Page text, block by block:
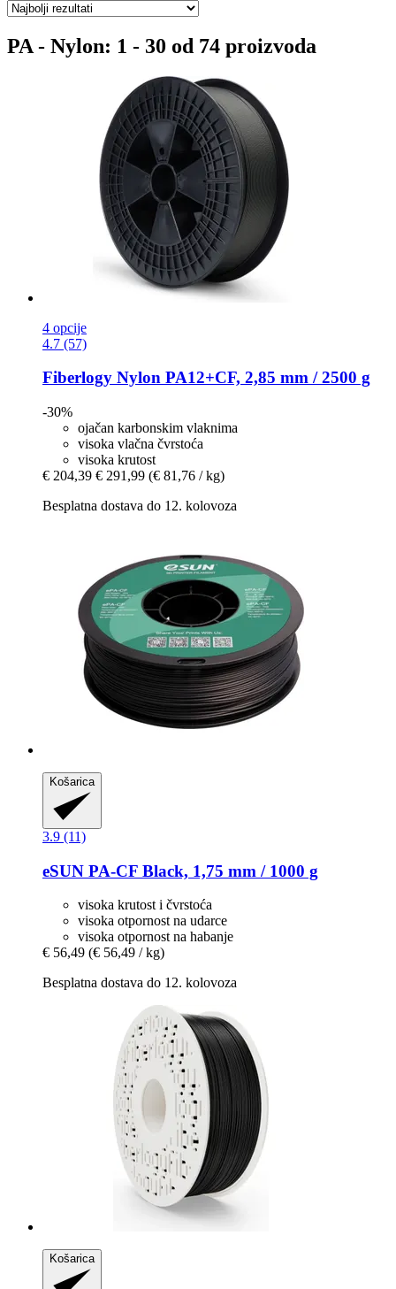
PA - Nylon: 1 - 30 od 74 proizvoda
4 opcije
4.7 (57)
Fiberlogy Nylon PA12+CF, 2,85 mm / 2500 g
-30%
ojačan karbonskim vlaknima
visoka vlačna čvrstoća
visoka krutost
€ 204,39 € 291,99 (€ 81,76 / kg)
Besplatna dostava do 12. kolovoza
Košarica
3.9 (11)
eSUN PA-​CF Black, 1,75 mm / 1000 g
visoka krutost i čvrstoća
visoka otpornost na udarce
visoka otpornost na habanje
€ 56,49 (€ 56,49 / kg)
Besplatna dostava do 12. kolovoza
Košarica